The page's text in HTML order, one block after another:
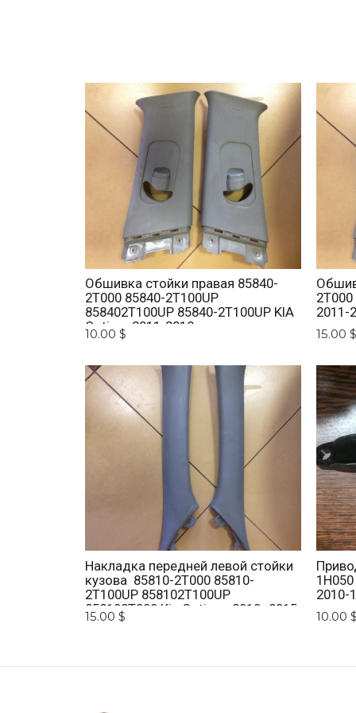
Обшивка стойки правая 85840-
2T000 85840-2T100UP
858402T100UP 85840-2T100UP KIA
Optima 2011-2018
10.00 $
2011-
15.00 $
Накладка передней левой стойки
кузова 85810-2T000 85810-
2T100UP 858102T100UP
858102T000 Kia Optima 2010 -2015.
15.00 $
2010-
10.00